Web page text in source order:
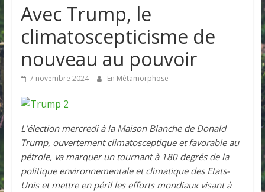
Avec Trump, le
climatoscepticisme de
nouveau au pouvoir
7 novembre 2024 En Métamorphose
L’élection mercredi à la Maison Blanche de Donald
Trump, ouvertement climatosceptique et favorable au
pétrole, va marquer un tournant à 180 degrés de la
politique environnementale et climatique des Etats-
Unis et mettre en péril les efforts mondiaux visant à